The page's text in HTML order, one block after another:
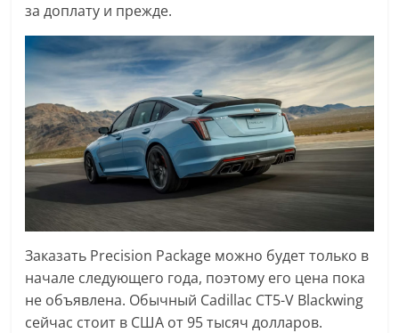
за доплату и прежде.
Заказать Precision Package можно будет только в
начале следующего года, поэтому его цена пока
не объявлена. Обычный Cadillac CT5-V Blackwing
сейчас стоит в США от 95 тысяч долларов.